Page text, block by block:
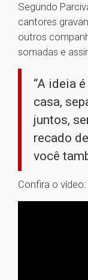
Segundo
cantores
outros
somadas e
“A ideia
casa,
juntos,
recado
você
Confira o vídeo: